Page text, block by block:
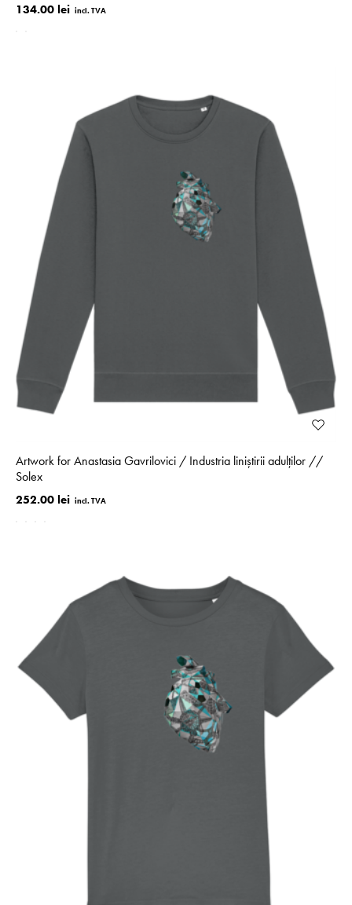
134.00 lei
Artwork for Anastasia Gavrilovici / Industria liniștirii adulților //
Solex
252.00 lei